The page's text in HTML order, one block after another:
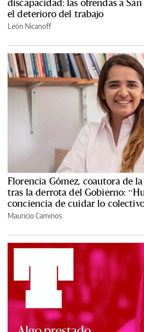
discapacidad: las ofrendas a
el deterioro del trabajo
León Nicanoff
Florencia Gómez, coautora de
tras la derrota del Gobierno:
conciencia de cuidar lo
Mauricio Caminos